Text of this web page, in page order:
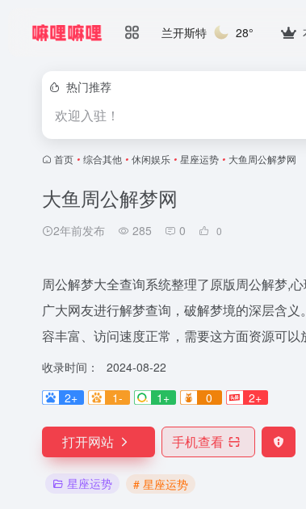
兰开斯特 28°
热门推荐
欢迎入驻！
首页 • 综合其他 • 休闲娱乐 • 星座运势 • 大鱼周公解梦网
大鱼周公解梦网
2年前发布 285 0 0
周公解梦大全查询系统整理了原版周公解梦,
广大网友进行解梦查询，破解梦境的深层含
容丰富、访问速度正常，需要这方面资源可以
收录时间：
2024-08-22
2+
1- 1+ 0 2+
打开网站 手机查看
星座运势 # 星座运势